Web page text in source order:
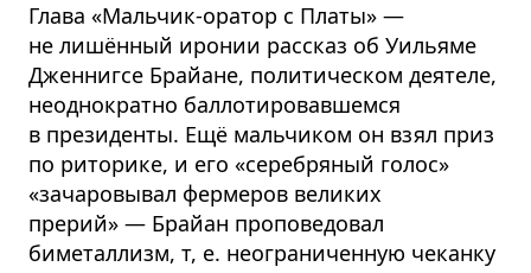
Глава «Мальчик-оратор с Платы» —
не лишённый иронии рассказ об Уильяме
Дженнигсе Брайане, политическом деятеле,
неоднократно баллотировавшемся
в президенты. Ещё мальчиком он взял приз
по риторике, и его «серебряный голос»
«зачаровывал фермеров великих
прерий» — Брайан проповедовал
биметаллизм, т, е. неограниченную чеканку